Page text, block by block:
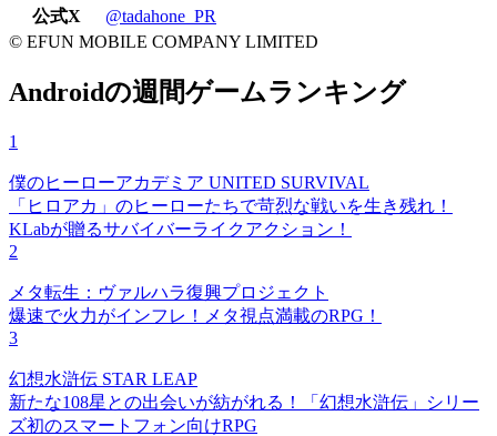
公式X
@tadahone_PR
© EFUN MOBILE COMPANY LIMITED
Androidの週間ゲームランキング
1
僕のヒーローアカデミア UNITED SURVIVAL
「ヒロアカ」のヒーローたちで苛烈な戦いを生き残れ！
KLabが贈るサバイバーライクアクション！
2
メタ転生：ヴァルハラ復興プロジェクト
爆速で火力がインフレ！メタ視点満載のRPG！
3
幻想水滸伝 STAR LEAP
新たな108星との出会いが紡がれる！「幻想水滸伝」シリー
ズ初のスマートフォン向けRPG